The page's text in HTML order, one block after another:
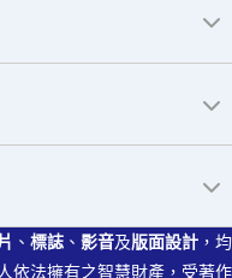
、 標誌 、 影音及版面設計 ，均
依法擁有之智慧財產，受著作